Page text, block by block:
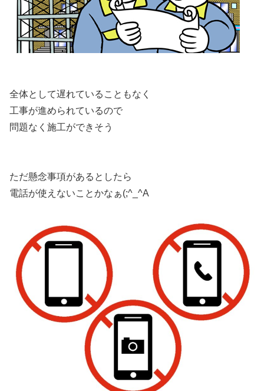
全体として遅れていることもなく
工事が進められているので
問題なく施工ができそう
ただ懸念事項があるとしたら
電話が使えないことかなぁ(;^_^A